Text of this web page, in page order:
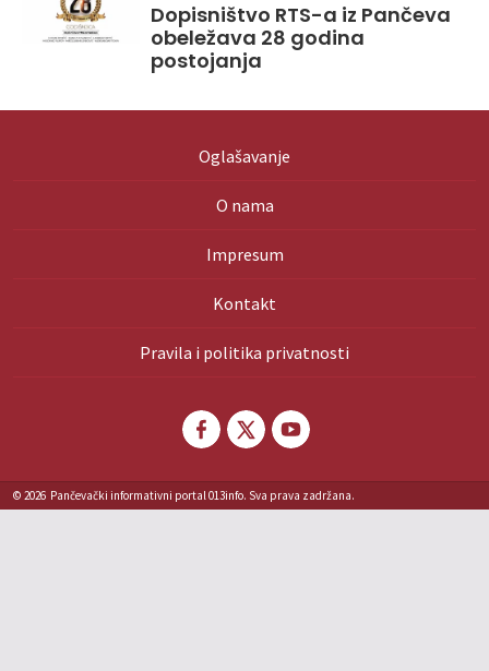
Dopisništvo RTS-a iz Pančeva
obeležava 28 godina
postojanja
Oglašavanje
O nama
Impresum
Kontakt
Pravila i politika privatnosti
© 2026 Pančevački informativni portal 013info. Sva prava zadržana.